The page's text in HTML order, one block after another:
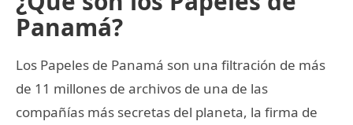
Panamá?
Los Papeles de Panamá son una filtración de más
de 11 millones de archivos de una de las
compañías más secretas del planeta, la firma de